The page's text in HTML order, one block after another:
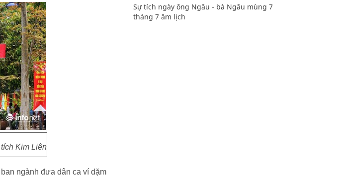
Kim Liên
ngành đưa dân ca ví dặm
Sự tích ngày ông Ngâu - bà Ngâu mùng 7
tháng 7 âm lịch